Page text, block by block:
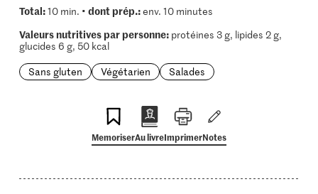
Total:10 min. • dont prép.:env. 10 minutes
Valeurs nutritives par personne:protéines 3 g, lipides 2 g,
glucides 6 g, 50 kcal
Sans gluten
Végétarien Salades
MemoriserAu livreImprimerNotes